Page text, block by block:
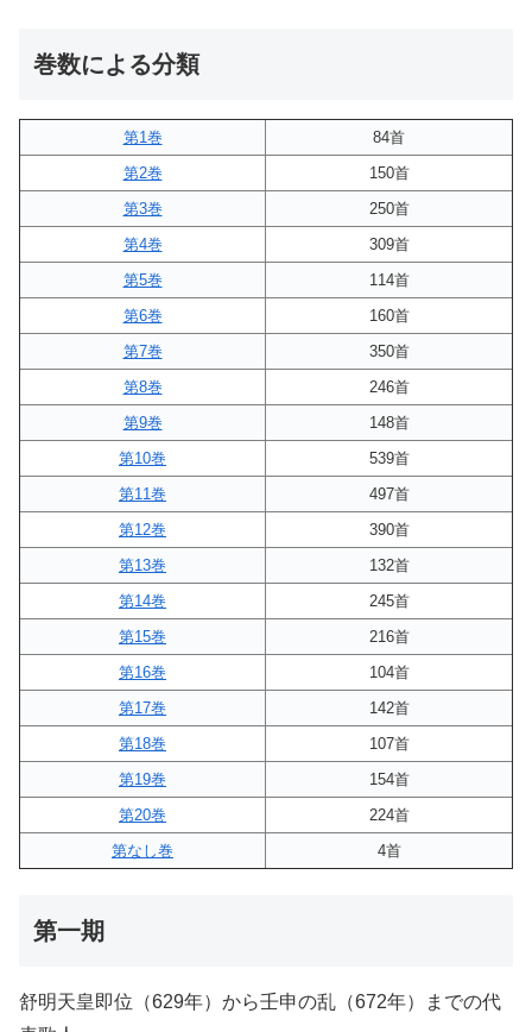
巻数による分類
第1巻
84首
第2巻
150首
第3巻
250首
第4巻
309首
第5巻
114首
第6巻
160首
第7巻
350首
第8巻
246首
第9巻
148首
第10巻
539首
第11巻
497首
第12巻
390首
第13巻
132首
第14巻
245首
第15巻
216首
第16巻
104首
第17巻
142首
第18巻
107首
第19巻
154首
第20巻
224首
第なし巻
4首
第一期
舒明天皇即位（629年）から壬申の乱（672年）までの代